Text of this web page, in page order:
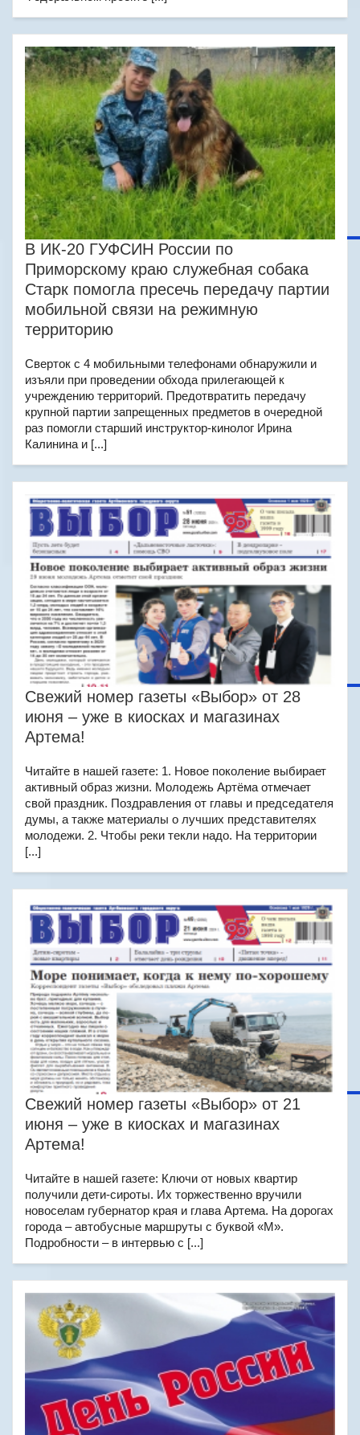
В ИК-20 ГУФСИН России по
Приморскому краю служебная собака
Старк помогла пресечь передачу партии
мобильной связи на режимную
территорию
Сверток с 4 мобильными телефонами обнаружили и
изъяли при проведении обхода прилегающей к
учреждению территорий. Предотвратить передачу
крупной партии запрещенных предметов в очередной
раз помогли старший инструктор-кинолог Ирина
Калинина и [...]
Свежий номер газеты «Выбор» от 28
июня – уже в киосках и магазинах
Артема!
Читайте в нашей газете: 1. Новое поколение выбирает
активный образ жизни. Молодежь Артёма отмечает
свой праздник. Поздравления от главы и председателя
думы, а также материалы о лучших представителях
молодежи. 2. Чтобы реки текли надо. На территории
[...]
Свежий номер газеты «Выбор» от 21
июня – уже в киосках и магазинах
Артема!
Читайте в нашей газете: Ключи от новых квартир
получили дети-сироты. Их торжественно вручили
новоселам губернатор края и глава Артема. На дорогах
города – автобусные маршруты с буквой «М».
Подробности – в интервью с [...]